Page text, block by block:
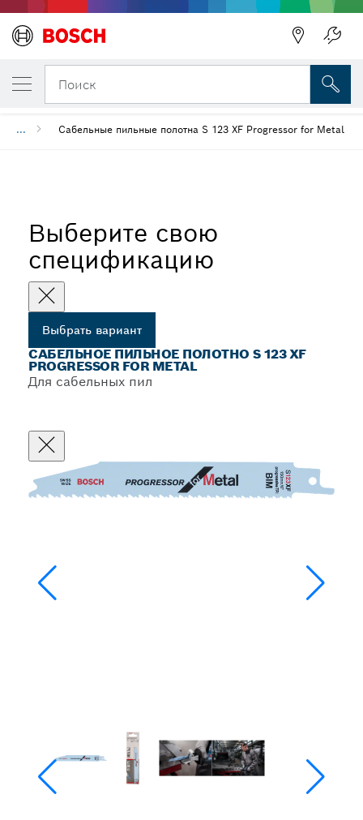
Поиск
... Сабельные пильные полотна S 123 XF Progressor for Metal
Выберите свою
спецификацию
Выбрать вариант
САБЕЛЬНОЕ ПИЛЬНОЕ ПОЛОТНО S 123 XF
PROGRESSOR FOR METAL
Для сабельных пил
ВЫБРАННЫЙ ВАРИАНТ
Сабельное пильное полотно S 123 XF